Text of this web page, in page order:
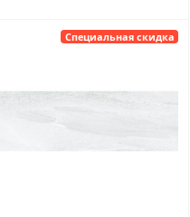
Специальная скидка